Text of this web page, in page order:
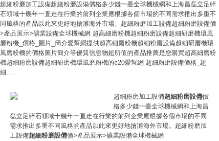
超細粉磨加工設備超細粉磨設備價格多少錢一臺全球機械網和上海昌磊立足碎
石領域十幾年一直走在行業的前列企業應根據各個市場的不同需求推出多重不
同風格的產品以此來更好地搶灘海外市場。超細粉磨加工設備超細粉磨設備價
>產品展示>礦業設備全球機械網 超高細磨粉機超細粉磨設備超細研磨機環風
磨粉機_價格_圖片_簡介愛幫網提供超高細磨粉機超細粉磨設備超細研磨機環
風磨粉機的價格圖片簡介等優質信息物超所值的產品推薦是您購買超高細磨粉
機超細粉磨設備超細研磨機環風磨粉機的c20愛幫網 超細粉磨設備價格_超
細.....
超細粉磨加工設備超細粉磨設備價
格多少錢一臺全球機械網和上海昌
磊立足碎石領域十幾年一直走在行業的前列企業應根據各個市場的不同
需求推出多重不同風格的產品以此來更好地搶灘海外市場。超細粉磨加
工設備超細粉磨設備價>產品展示>礦業設備全球機械網